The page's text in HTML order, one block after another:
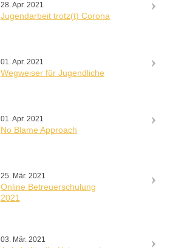
28. Apr. 2021
Jugendarbeit trotz(t) Corona
01. Apr. 2021
Wegweiser für Jugendliche
01. Apr. 2021
No Blame Approach
25. Mär. 2021
Online Betreuerschulung
2021
03. Mär. 2021